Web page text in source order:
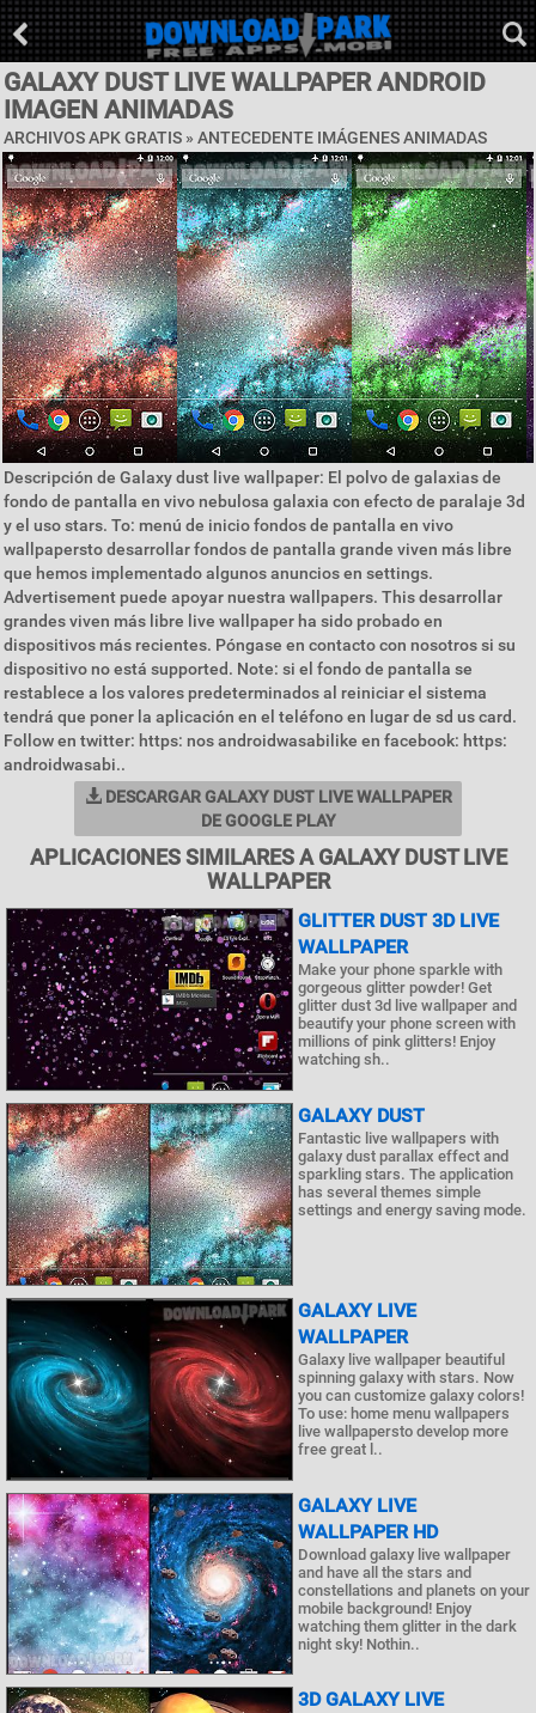
GALAXY DUST LIVE WALLPAPER ANDROID
IMAGEN ANIMADAS
ARCHIVOS APK GRATIS » ANTECEDENTE IMÁGENES ANIMADAS
Descripción de Galaxy dust live wallpaper: El polvo de galaxias de
fondo de pantalla en vivo nebulosa galaxia con efecto de paralaje 3d
y el uso stars. To: menú de inicio fondos de pantalla en vivo
wallpapersto desarrollar fondos de pantalla grande viven más libre
que hemos implementado algunos anuncios en settings.
Advertisement puede apoyar nuestra wallpapers. This desarrollar
grandes viven más libre live wallpaper ha sido probado en
dispositivos más recientes. Póngase en contacto con nosotros si su
dispositivo no está supported. Note: si el fondo de pantalla se
restablece a los valores predeterminados al reiniciar el sistema
tendrá que poner la aplicación en el teléfono en lugar de sd us card.
Follow en twitter: https: nos androidwasabilike en facebook: https:
androidwasabi..
DESCARGAR GALAXY DUST LIVE WALLPAPER
DE GOOGLE PLAY
APLICACIONES SIMILARES A GALAXY DUST LIVE
WALLPAPER
GLITTER DUST 3D LIVE
WALLPAPER
Make your phone sparkle with
gorgeous glitter powder! Get
glitter dust 3d live wallpaper and
beautify your phone screen with
millions of pink glitters! Enjoy
watching sh..
GALAXY DUST
Fantastic live wallpapers with
galaxy dust parallax effect and
sparkling stars. The application
has several themes simple
settings and energy saving mode.
GALAXY LIVE
WALLPAPER
Galaxy live wallpaper beautiful
spinning galaxy with stars. Now
you can customize galaxy colors!
To use: home menu wallpapers
live wallpapersto develop more
free great l..
GALAXY LIVE
WALLPAPER HD
Download galaxy live wallpaper
and have all the stars and
constellations and planets on your
mobile background! Enjoy
watching them glitter in the dark
night sky! Nothin..
3D GALAXY LIVE